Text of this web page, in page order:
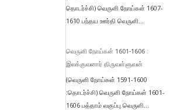
தொடர்ச்சி) வெருளி நோய்கள் 1607-
1610 பந்தய ஊர்தி வெருளி...
வெருளி நோய்கள் 1601-1606 :
இலக்குவனார் திருவள்ளுவன்
(வெருளி நோய்கள் 1591-1600
:தொடர்ச்சி) வெருளி நோய்கள் 1601-
1606 பத்தாம் வகுப்பு வெருளி...